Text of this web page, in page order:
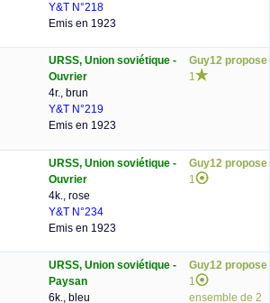
Y&T N°218
Emis en 1923
URSS, Union soviétique -
Ouvrier
4r., brun
Y&T N°219
Emis en 1923
Guy12 propose
1
URSS, Union soviétique -
Ouvrier
4k., rose
Y&T N°234
Emis en 1923
Guy12 propose
1
URSS, Union soviétique -
Paysan
6k., bleu
Guy12 propose
1
ensemble de 2